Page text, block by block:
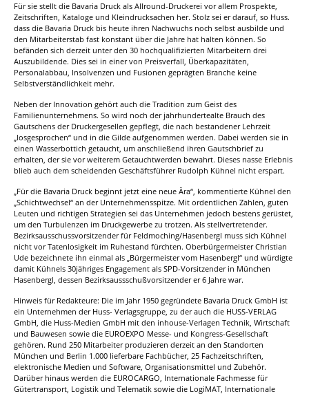
Für sie stellt die Bavaria Druck als Allround-Druckerei vor allem Prospekte,
Zeitschriften, Kataloge und Kleindrucksachen her. Stolz sei er darauf, so Huss.
dass die Bavaria Druck bis heute ihren Nachwuchs noch selbst ausbilde und
den Mitarbeiterstab fast konstant über die Jahre hat halten können. So
befänden sich derzeit unter den 30 hochqualifizierten Mitarbeitern drei
Auszubildende. Dies sei in einer von Preisverfall, Überkapazitäten,
Personalabbau, Insolvenzen und Fusionen geprägten Branche keine
Selbstverständlichkeit mehr.
Neben der Innovation gehört auch die Tradition zum Geist des
Familienunternehmens. So wird noch der jahrhundertealte Brauch des
Gautschens der Druckergesellen gepflegt, die nach bestandener Lehrzeit
„losgesprochen“ und in die Gilde aufgenommen werden. Dabei werden sie in
einen Wasserbottich getaucht, um anschließend ihren Gautschbrief zu
erhalten, der sie vor weiterem Getauchtwerden bewahrt. Dieses nasse Erlebnis
blieb auch dem scheidenden Geschäftsführer Rudolph Kühnel nicht erspart.
„Für die Bavaria Druck beginnt jetzt eine neue Ära“, kommentierte Kühnel den
„Schichtwechsel“ an der Unternehmensspitze. Mit ordentlichen Zahlen, guten
Leuten und richtigen Strategien sei das Unternehmen jedoch bestens gerüstet,
um den Turbulenzen im Druckgewerbe zu trotzen. Als stellvertretender.
Bezirksausschussvorsitzender für Feldmoching/Hasenbergl muss sich Kühnel
nicht vor Tatenlosigkeit im Ruhestand fürchten. Oberbürgermeister Christian
Ude bezeichnete ihn einmal als „Bürgermeister vom Hasenbergl“ und würdigte
damit Kühnels 30jähriges Engagement als SPD-Vorsitzender in München
Hasenbergl, dessen Bezirksaussschußvorsitzender er 6 Jahre war.
Hinweis für Redakteure: Die im Jahr 1950 gegründete Bavaria Druck GmbH ist
ein Unternehmen der Huss- Verlagsgruppe, zu der auch die HUSS-VERLAG
GmbH, die Huss-Medien GmbH mit den inhouse-Verlagen Technik, Wirtschaft
und Bauwesen sowie die EUROEXPO Messe- und Kongress-Gesellschaft
gehören. Rund 250 Mitarbeiter produzieren derzeit an den Standorten
München und Berlin 1.000 lieferbare Fachbücher, 25 Fachzeitschriften,
elektronische Medien und Software, Organisationsmittel und Zubehör.
Darüber hinaus werden die EUROCARGO, Internationale Fachmesse für
Gütertransport, Logistik und Telematik sowie die LogiMAT, Internationale